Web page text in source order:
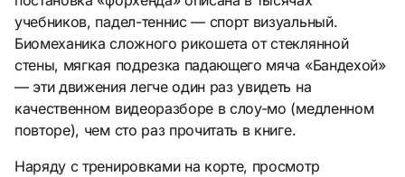
учебников, падел-теннис — спорт визуальный.
Биомеханика сложного рикошета от стеклянной
стены, мягкая подрезка падающего мяча «Бандехой»
— эти движения легче один раз увидеть на
качественном видеоразборе в слоу-мо (медленном
повторе), чем сто раз прочитать в книге.
Наряду с тренировками на корте, просмотр